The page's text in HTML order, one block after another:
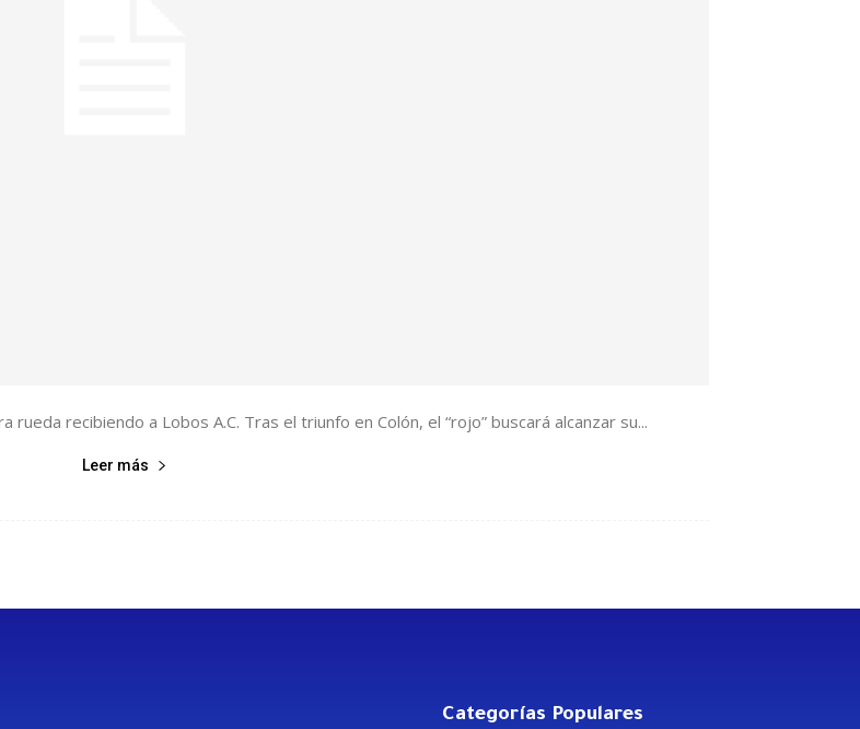
recibiendo a Lobos A.C. Tras el triunfo en Colón, el “rojo” buscará alcanzar su...
Leer más
Categorías Populares